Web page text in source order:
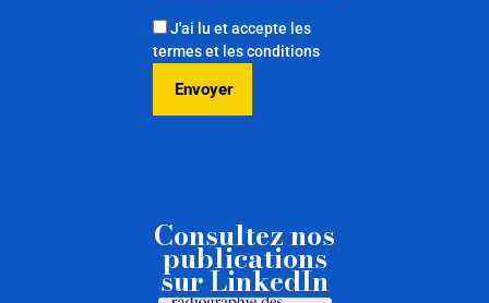
J'ai lu et accepte les
termes et les conditions
Consultez nos
publications
sur LinkedIn